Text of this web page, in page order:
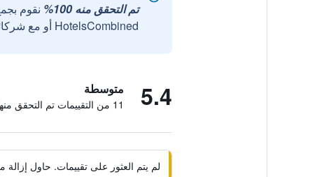
تم التحقق منه 100%
نقوم
HotelsCombined أو مع شركائنا الخارجيين الموثوقين.
5.4 متوسطة
11 من التقييمات تم التحقق منها
لم يتم العثور على تقييمات. حاول